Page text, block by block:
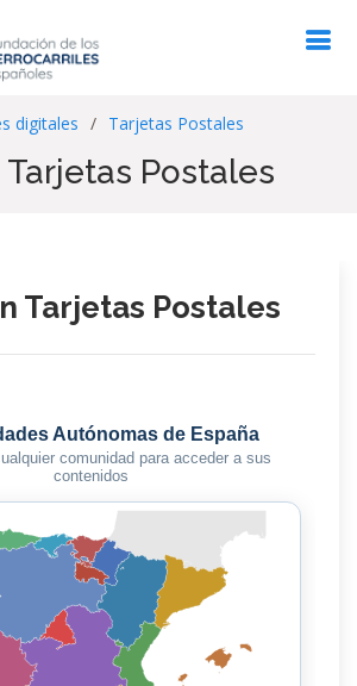
digitales Tarjetas Postales
Postales
Tarjetas Postales